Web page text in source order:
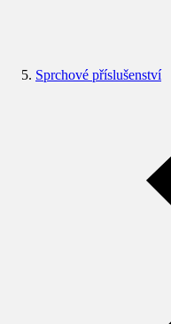
Sprchové příslušenství